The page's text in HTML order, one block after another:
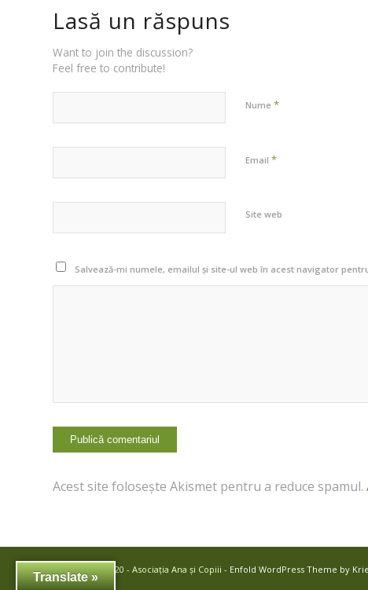
Lasă un răspuns
Want to join the discussion?
Feel free to contribute!
Nume *
Email *
Site web
Salvează-mi numele, emailul și site-ul web în acest navigator
Acest site folosește Akismet pentru a reduce spamul.
© Copyright 2020 - Asociația Ana și Copiii - Enfold WordPress Theme by
Translate »